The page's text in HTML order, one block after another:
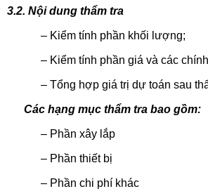
3.2. Nội dung thẩm tra
– Kiểm tính phần khối lượng;
– Kiểm tính phần giá và các
– Tổng hợp giá trị dự toán sau
Các hạng mục thẩm tra bao gồm:
– Phần xây lắp
– Phần thiết bị
– Phần chi phí khác